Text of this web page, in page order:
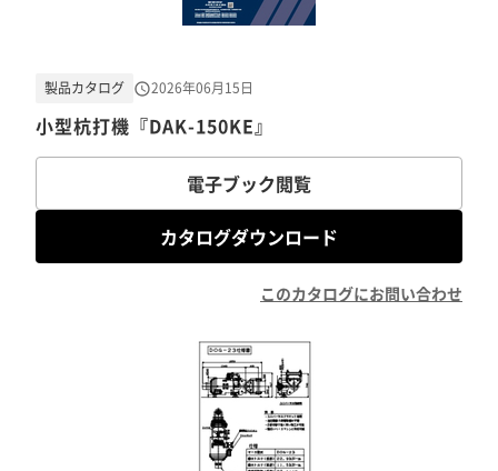
小型杭打機『DAK-150KE』
製品カタログ 2026年06月15日
電子ブック閲覧
カタログダウンロード
このカタログにお問い合わせ